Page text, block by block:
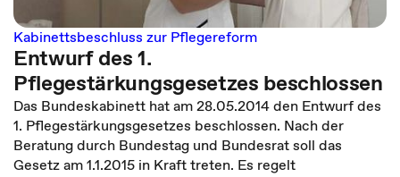
Kabinettsbeschluss zur Pflegereform
Entwurf des 1.
Pflegestärkungsgesetzes beschlossen
Das Bundeskabinett hat am 28.05.2014 den Entwurf des
1. Pflegestärkungsgesetzes beschlossen. Nach der
Beratung durch Bundestag und Bundesrat soll das
Gesetz am 1.1.2015 in Kraft treten. Es regelt